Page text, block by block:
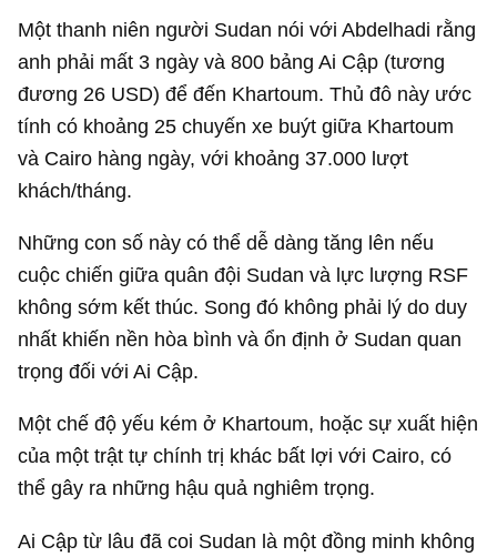
Một thanh niên người Sudan nói với Abdelhadi rằng
anh phải mất 3 ngày và 800 bảng Ai Cập (tương
đương 26 USD) để đến Khartoum. Thủ đô này ước
tính có khoảng 25 chuyến xe buýt giữa Khartoum
và Cairo hàng ngày, với khoảng 37.000 lượt
khách/tháng.
Những con số này có thể dễ dàng tăng lên nếu
cuộc chiến giữa quân đội Sudan và lực lượng RSF
không sớm kết thúc. Song đó không phải lý do duy
nhất khiến nền hòa bình và ổn định ở Sudan quan
trọng đối với Ai Cập.
Một chế độ yếu kém ở Khartoum, hoặc sự xuất hiện
của một trật tự chính trị khác bất lợi với Cairo, có
thể gây ra những hậu quả nghiêm trọng.
Ai Cập từ lâu đã coi Sudan là một đồng minh không